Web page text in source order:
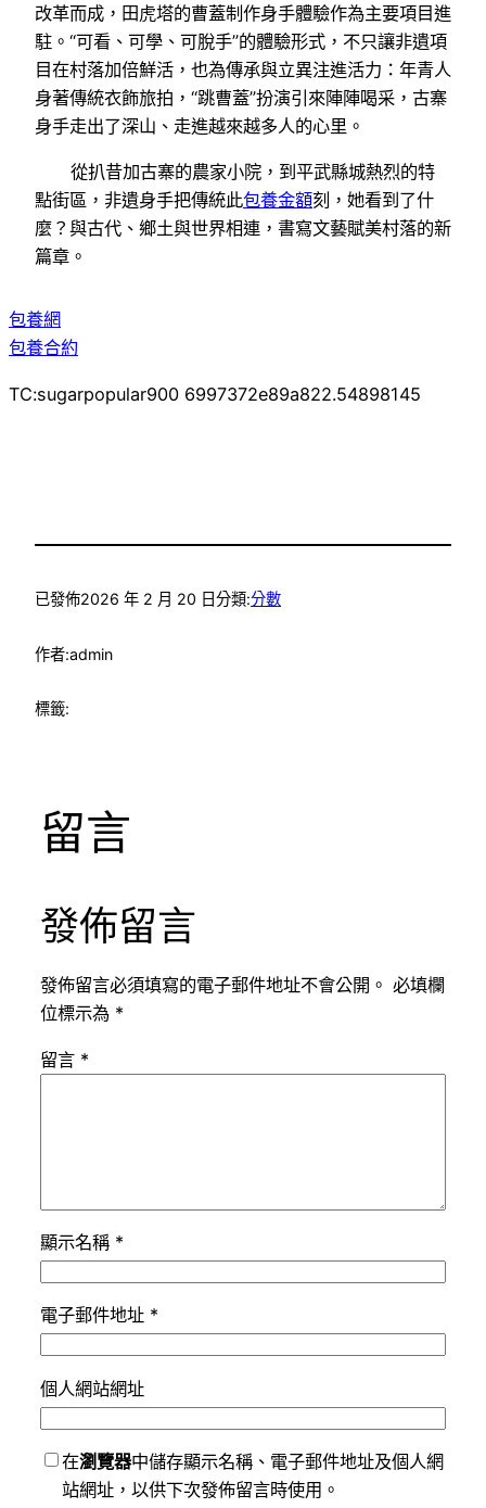
改革而成，田虎塔的曹蓋制作身手體驗作為主要項目進
駐。“可看、可學、可脫手”的體驗形式，不只讓非遺項
目在村落加倍鮮活，也為傳承與立異注進活力：年青人
身著傳統衣飾旅拍，“跳曹蓋”扮演引來陣陣喝采，古寨
身手走出了深山、走進越來越多人的心里。
從扒昔加古寨的農家小院，到平武縣城熱烈的特
點街區，非遺身手把傳統此包養金額刻，她看到了什
麼？與古代、鄉土與世界相連，書寫文藝賦美村落的新
篇章。
包養網
包養合約
TC:sugarpopular900 6997372e89a822.54898145
已發佈2026 年 2 月 20 日分類:分數
作者:admin
標籤:
留言
發佈留言
發佈留言必須填寫的電子郵件地址不會公開。 必填欄
位標示為 *
留言 *
顯示名稱 *
電子郵件地址 *
個人網站網址
在瀏覽器中儲存顯示名稱、電子郵件地址及個人網
站網址，以供下次發佈留言時使用。